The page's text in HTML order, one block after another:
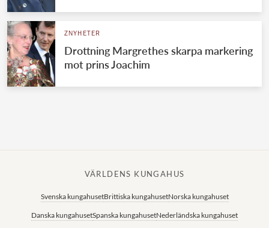
Danska kungahuset
Spanska kungahuset
ZNYHETER
Drottning Margrethes skarpa markering
mot prins Joachim
VÄRLDENS KUNGAHUS
Svenska kungahusetBrittiska kungahusetNorska kungahuset
Danska kungahusetSpanska kungahusetNederländska kungahuset